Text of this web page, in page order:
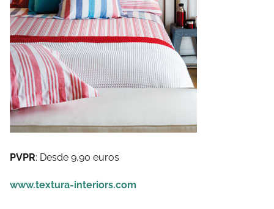
PVPR: Desde 9,90 euros
www.textura-interiors.com